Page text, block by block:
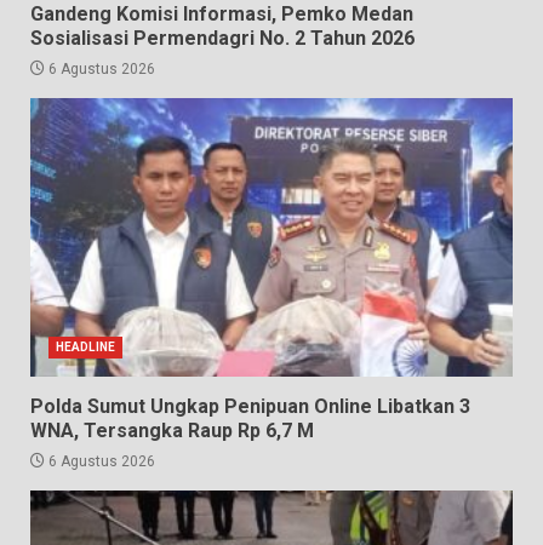
Gandeng Komisi Informasi, Pemko Medan
Sosialisasi Permendagri No. 2 Tahun 2026
6 Agustus 2026
HEADLINE
Polda Sumut Ungkap Penipuan Online Libatkan 3
WNA, Tersangka Raup Rp 6,7 M
6 Agustus 2026